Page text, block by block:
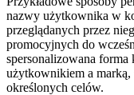
nazwy użytkownika w
przeglądanych przez
promocyjnych do
spersonalizowana
użytkownikiem a marką,
określonych celów.